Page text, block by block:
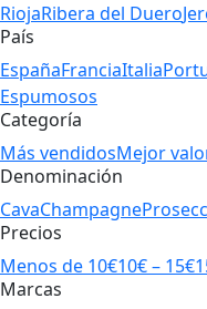
RiojaRibera del Duero
País
EspañaFranciaItalia
Espumosos
Categoría
Más vendidosMejor
Denominación
CavaChampagne
Precios
Menos de 10€10€ – 15€
Marcas